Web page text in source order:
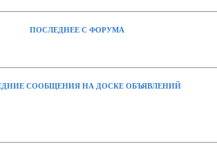
ПОСЛЕДНЕЕ С ФОРУМА
СООБЩЕНИЯ НА ДОСКЕ ОБЪЯВЛЕНИЙ